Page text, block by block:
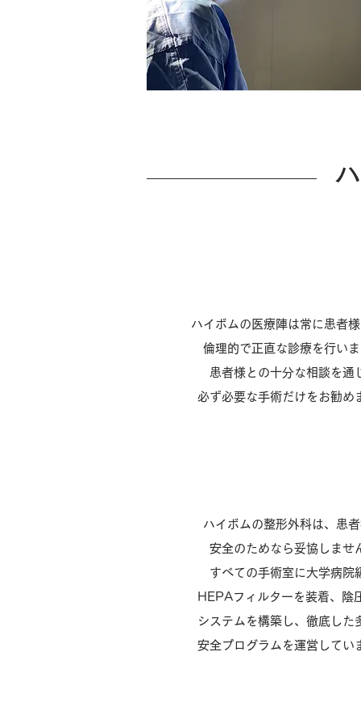
ハイボムの医療陣は常に患者
倫理的で正直な診療を行い
患者様との十分な相談を通
必ず必要な手術だけをお勧め
ハイボムの整形外科は、患
安全のためなら妥協しませ
すべての手術室に大学病院
HEPAフィルターを装着、陰
システムを構築し、徹底した
安全プログラムを運営してい